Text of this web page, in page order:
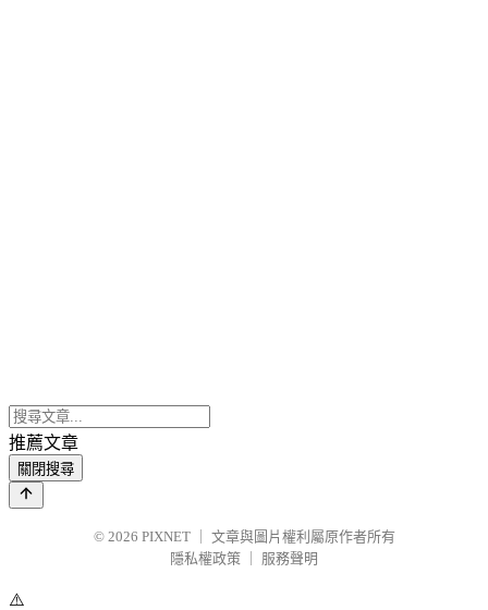
推薦文章
關閉搜尋
© 2026 PIXNET
文章與圖片權利屬原作者所有
隱私權政策
服務聲明
⚠️